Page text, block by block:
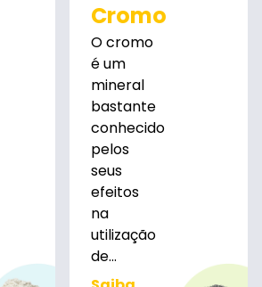
Cromo
O cromo
é um
mineral
bastante
conhecido
pelos
seus
efeitos
na
utilização
de...